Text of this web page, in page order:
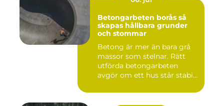
Betongarbeten borås så
skapas hållbara grunder
och stommar
Betong är mer än bara grå
massor som stelnar. Rätt
utförda betongarbeten
avgör om ett hus står stabi...